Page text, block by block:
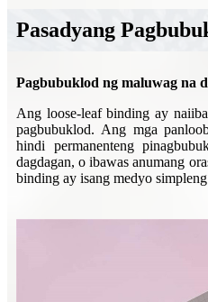
Pasadyang
Pagbubuklod ng maluwag na
Ang loose-leaf binding ay
pagbubuklod. Ang mga
hindi permanenteng
dagdagan, o ibawas anumang
binding ay isang medyo